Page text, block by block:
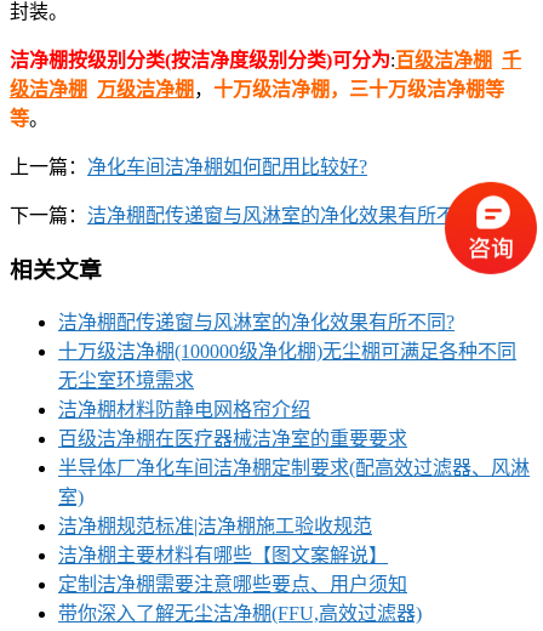
封装。
洁净棚按级别分类(按洁净度级别分类)可分为:百级洁净棚 千
级洁净棚
万级洁净棚 ， 十万级洁净棚，三十万级洁净棚等
等。
上一篇： 净化车间洁净棚如何配用比较好?
下一篇： 洁净棚配传递窗与风淋室的净化效果有所不同?
相关文章
洁净棚配传递窗与风淋室的净化效果有所不同?
十万级洁净棚(100000级净化棚)无尘棚可满足各种不同
无尘室环境需求
洁净棚材料防静电网格帘介绍
百级洁净棚在医疗器械洁净室的重要要求
半导体厂净化车间洁净棚定制要求(配高效过滤器、风淋
室)
洁净棚规范标准|洁净棚施工验收规范
洁净棚主要材料有哪些【图文案解说】
定制洁净棚需要注意哪些要点、用户须知
带你深入了解无尘洁净棚(FFU,高效过滤器)